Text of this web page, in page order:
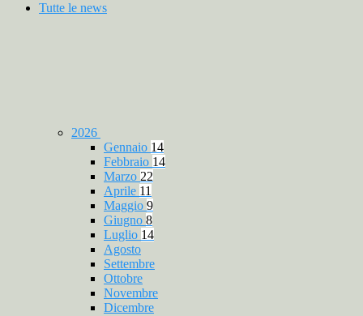
Tutte le news
2026
Gennaio 14
Febbraio 14
Marzo 22
Aprile 11
Maggio 9
Giugno 8
Luglio 14
Agosto
Settembre
Ottobre
Novembre
Dicembre